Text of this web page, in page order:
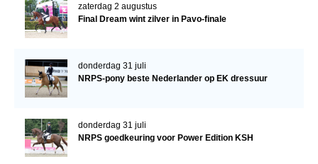
zaterdag 2 augustus
Final Dream wint zilver in Pavo-finale
donderdag 31 juli
NRPS-pony beste Nederlander op EK dressuur
donderdag 31 juli
NRPS goedkeuring voor Power Edition KSH